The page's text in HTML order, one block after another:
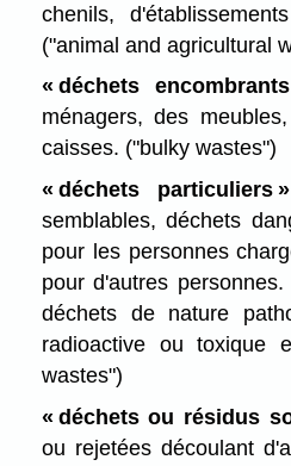
chenils,
("animal and agricultural
« déchets encombrants
ménagers, des
caisses. ("bulky wastes")
« déchets particuliers »
semblables, déchets
pour les personnes
pour d'autres
déchets de nature
radioactive ou toxique
wastes")
« déchets ou résidus
ou rejetées découlant